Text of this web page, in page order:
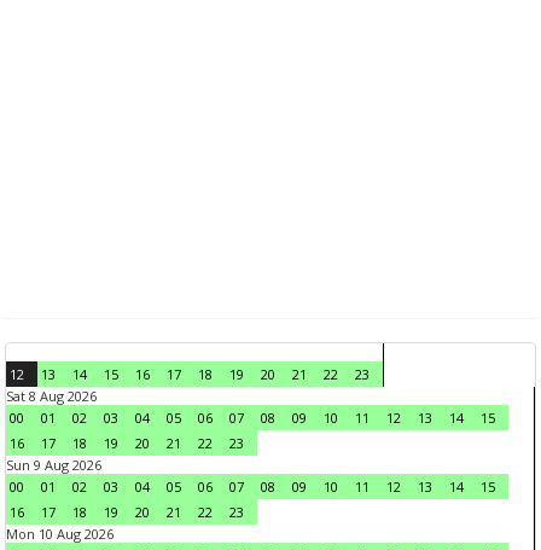
12 13 14 15 16 17 18 19 20 21 22
23
Sat 8 Aug 2026
00
01 02 03 04 05 06 07 08 09 10 11 12 13 14
15
16
17 18 19 20 21 22
23
Sun 9 Aug 2026
00
01 02 03 04 05 06 07 08 09 10 11 12 13 14
15
16
17 18 19 20 21 22
23
Mon 10 Aug 2026